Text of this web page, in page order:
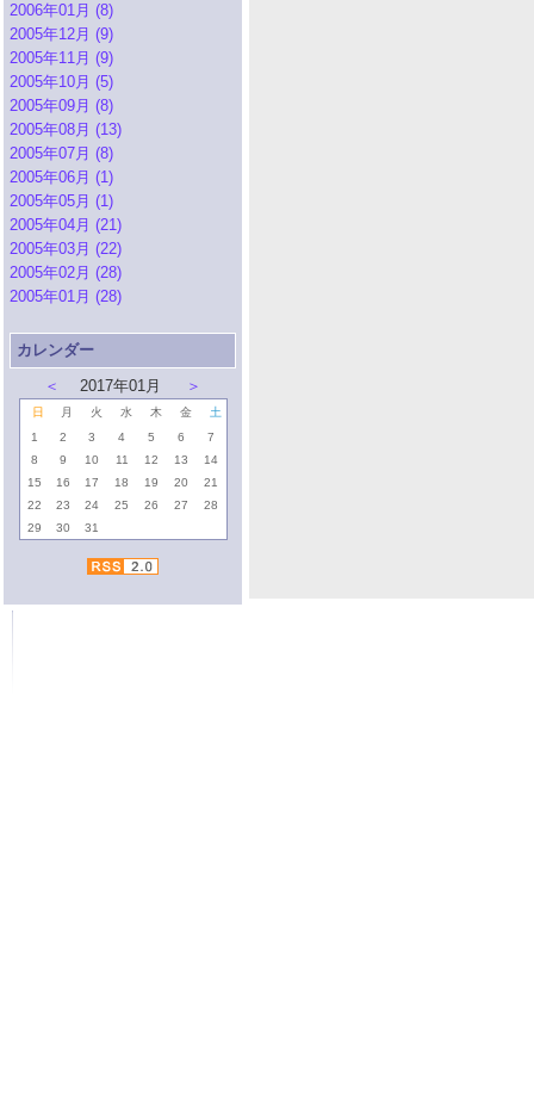
2006年01月 (8)
2005年12月 (9)
2005年11月 (9)
2005年10月 (5)
2005年09月 (8)
2005年08月 (13)
2005年07月 (8)
2005年06月 (1)
2005年05月 (1)
2005年04月 (21)
2005年03月 (22)
2005年02月 (28)
2005年01月 (28)
カレンダー
＜
2017年01月 ＞
日 月 火 水 木 金
土
1
2 3 4 5 6
7
8
9 10 11 12 13
14
15
16 17 18 19 20
21
22
23 24 25 26 27
28
29
30 31